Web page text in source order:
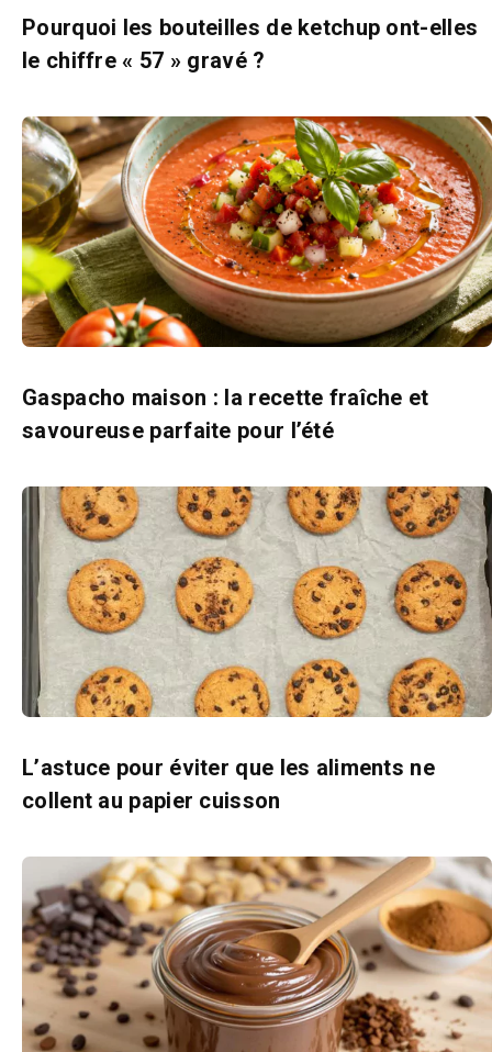
Pourquoi les bouteilles de ketchup ont-elles
le chiffre « 57 » gravé ?
Gaspacho maison : la recette fraîche et
savoureuse parfaite pour l’été
L’astuce pour éviter que les aliments ne
collent au papier cuisson